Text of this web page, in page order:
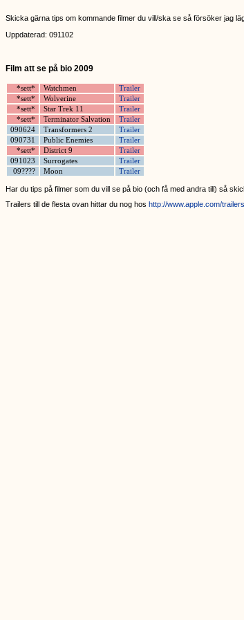
Skicka gärna tips om kommande filmer du vill/ska se så försöker jag
Uppdaterad: 091102
Film att se på bio 2009
*sett* Watchmen
Trailer
*sett*
Wolverine
Trailer
*sett*
Star Trek 11
Trailer
*sett*
Terminator Salvation
Trailer
090624
Transformers 2
Trailer
090731
Public Enemies
Trailer
*sett*
District 9
Trailer
091023
Surrogates
Trailer
09????
Moon Trailer
Har du tips på filmer som du vill se på bio (och få med andra till) så
Trailers till de flesta ovan hittar du nog hos http://www.apple.com/